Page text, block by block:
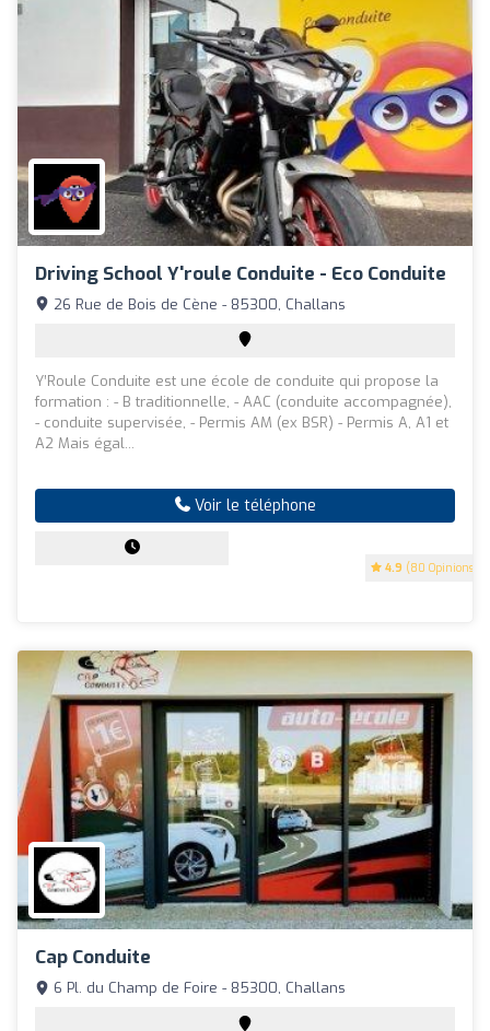
Driving School Y'roule Conduite - Eco Conduite
4.9 (80 Opinions)
26 Rue de Bois de Cène - 85300, Challans
Y’Roule Conduite est une école de conduite qui propose la
formation : - B traditionnelle, - AAC (conduite accompagnée),
- conduite supervisée, - Permis AM (ex BSR) - Permis A, A1 et
A2 Mais égal...
Voir le téléphone
Cap Conduite
6 Pl. du Champ de Foire - 85300, Challans